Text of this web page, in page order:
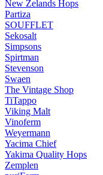
New Zelands Hops
Partiza
SOUFFLET
Sekosalt
Simpsons
Spirtman
Stevenson
Swaen
The Vintage Shop
TiTappo
Viking Malt
Vinoferm
Weyermann
Yacima Chief
Yakima Quality Hops
Zemplen